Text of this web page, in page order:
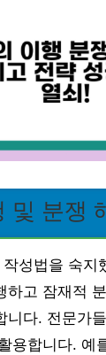
및 분쟁
성법을 숙지
하고 잠재적
니다. 전문가
용합니다. 예